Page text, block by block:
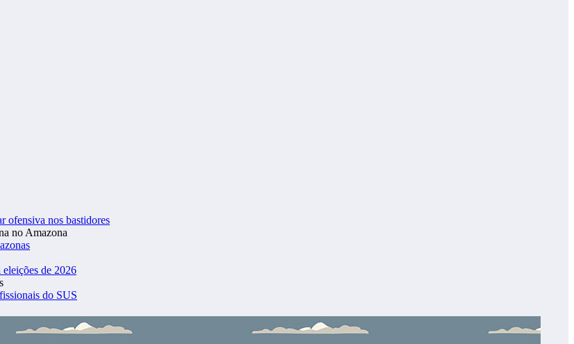
ofensiva nos bastidores
de 2026
do SUS